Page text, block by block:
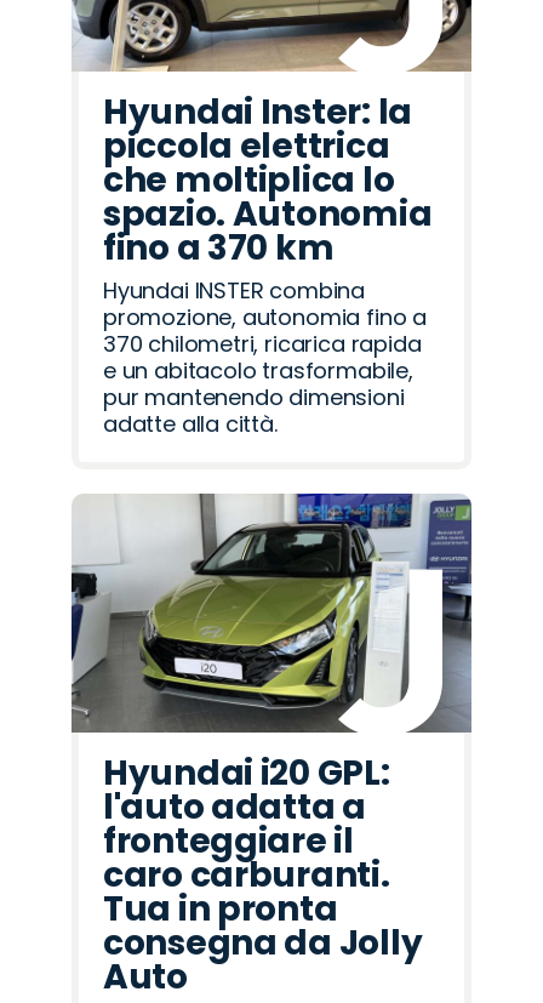
Hyundai Inster: la
piccola elettrica
che moltiplica lo
spazio. Autonomia
fino a 370 km
Hyundai INSTER combina
promozione, autonomia fino a
370 chilometri, ricarica rapida
e un abitacolo trasformabile,
pur mantenendo dimensioni
adatte alla città.
Hyundai i20 GPL:
l'auto adatta a
fronteggiare il
caro carburanti.
Tua in pronta
consegna da Jolly
Auto